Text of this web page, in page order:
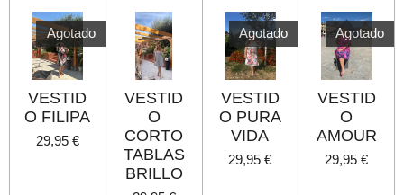
Agotado
VESTID
O FILIPA
29,95 €
VESTID
O
CORTO
TABLAS
BRILLO
Agotado
VESTID
O PURA
VIDA
29,95 €
Agotado
VESTID
O
AMOUR
29,95 €